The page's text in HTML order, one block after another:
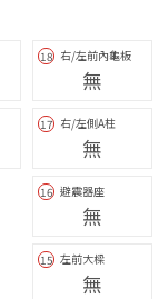
15 左前大樑
無
16 避震器座
無
17 右/左側A柱
無
18 右/左前內龜板
無